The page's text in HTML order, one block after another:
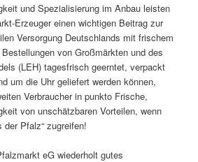
und Spezialisierung im Anbau leisten
Erzeuger einen wichtigen Beitrag zur
Versorgung Deutschlands mit frischem
von Großmärkten und des
(LEH) tagesfrisch geerntet, verpackt
um die Uhr geliefert werden können,
Verbraucher in punkto Frische,
von unschätzbaren Vorteilen, wenn
Pfalz“ zugreifen!
eG wiederholt gutes